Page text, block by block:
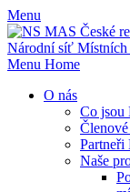
Menu
Národní síť Místních
Menu Home
O nás
Co jsou
Naše